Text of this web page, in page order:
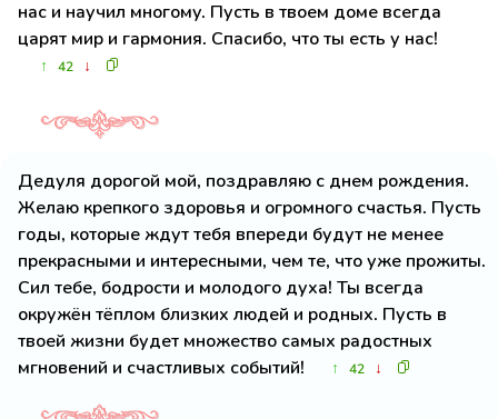
нас и научил многому. Пусть в твоем доме всегда
царят мир и гармония. Спасибо, что ты есть у нас!
↑ 42 ↓
Дедуля дорогой мой, поздравляю с днем рождения.
Желаю крепкого здоровья и огромного счастья. Пусть
годы, которые ждут тебя впереди будут не менее
прекрасными и интересными, чем те, что уже прожиты.
Сил тебе, бодрости и молодого духа! Ты всегда
окружён тёплом близких людей и родных. Пусть в
твоей жизни будет множество самых радостных
мгновений и счастливых событий!
↑ 42 ↓